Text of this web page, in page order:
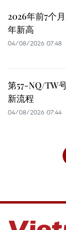
2026年前7个
年新高
04/08/2026 07:48
第57-NQ/TW
新流程
04/08/2026 07:44